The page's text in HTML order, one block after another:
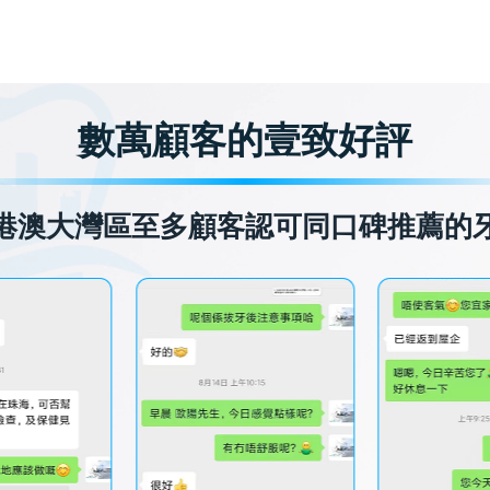
數萬顧客的壹致好評
澳大灣區至多顧客認可同口碑推薦的